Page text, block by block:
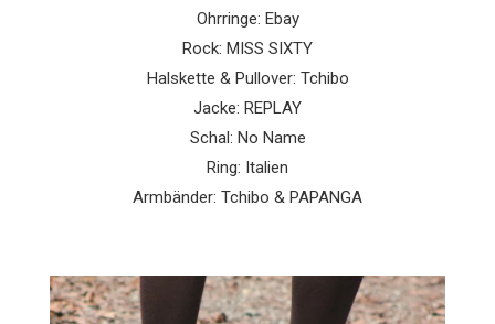
Ohrringe: Ebay
Rock: MISS SIXTY
Halskette & Pullover: Tchibo
Jacke: REPLAY
Schal: No Name
Ring: Italien
Armbänder: Tchibo & PAPANGA